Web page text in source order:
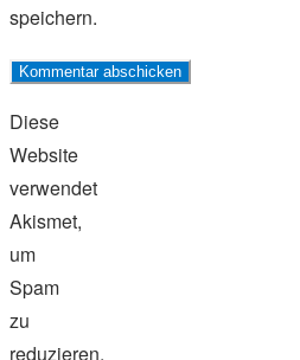
speichern.
Diese
Website
verwendet
Akismet,
um
Spam
zu
reduzieren.